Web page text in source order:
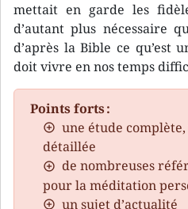
mettait en garde les
d’autant plus nécessaire
d’après la Bible ce qu’est
doit vivre en nos temps
Points forts :
une étude
détaillée
de nombreuses
pour la méditation
un sujet d’actualité